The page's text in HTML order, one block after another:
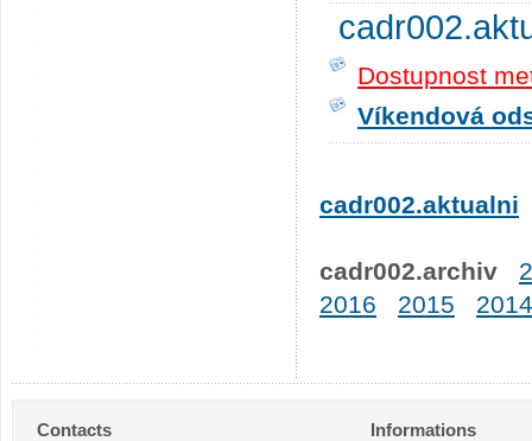
Dostupnost
Víkendová
cadr002.aktualni
cadr002.archiv
2016
2015 2014
Contacts Informations